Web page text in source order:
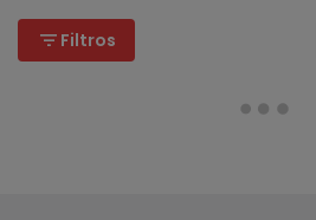
filter_list Filtros